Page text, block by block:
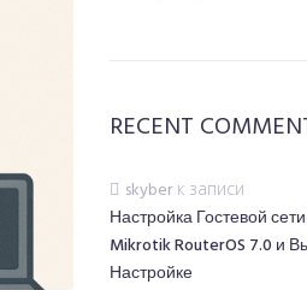
RECENT
skyberк записи
Настройка Гостевой
Mikrotik RouterOS 7.0 и
Настройке